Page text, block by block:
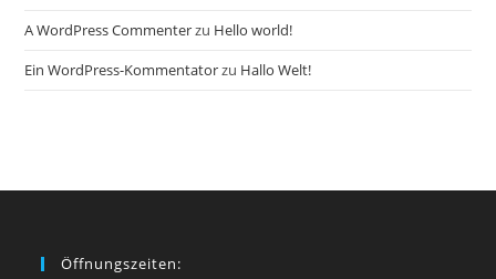
A WordPress Commenterzu Hello world!
Ein WordPress-Kommentatorzu Hallo Welt!
Öffnungszeiten: